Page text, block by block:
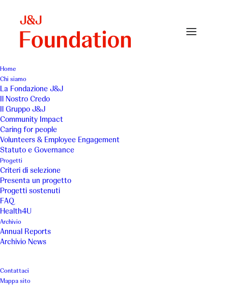
Home
Chi siamo
La Fondazione J&J
Il Nostro Credo
Il Gruppo J&J
Community Impact
Caring for people
Volunteers & Employee Engagement
Statuto e Governance
Progetti
Criteri di selezione
Presenta un progetto
Progetti sostenuti
FAQ
Health4U
Archivio
Annual Reports
Archivio News
Contattaci
Mappa sito
Annual-2015-uai-720x717MOD
Home